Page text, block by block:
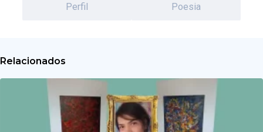
Perfil Poesia
Relacionados